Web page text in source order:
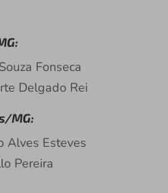
Fonseca
Delgado Rei
MG:
Alves Esteves
Pereira